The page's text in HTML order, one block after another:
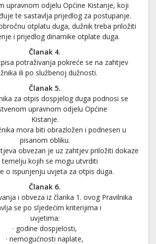
upravnom odjelu Općine Kistanje, koji
te sastavlja prijedlog za postupanje.
otplatu duga, dužnik treba priložiti
i prijedlog dinamike otplate duga.
Članak 4.
potraživanja pokreće se na zahtjev
ili po službenoj dužnosti.
Članak 5.
za otpis dospjelog duga podnosi se
upravnom odjelu Općine
Kistanje.
mora biti obrazložen i podnesen u
pisanom obliku.
obvezan je uz zahtjev priložiti dokaze
temelju kojih se mogu utvrditi
o ispunjenju uvjeta za otpis duga.
Članak 6.
i obveza iz članka 1. ovog Pravilnika
se po sljedećim kriterijima i
uvjetima:
· godine dospjelosti,
· nemogućnosti naplate,